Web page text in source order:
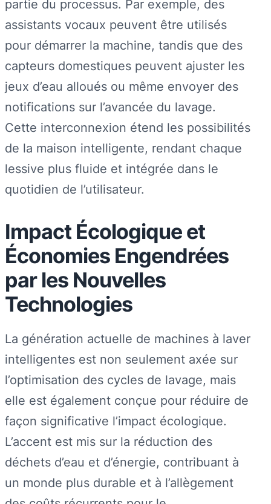
partie du processus. Par exemple, des
assistants vocaux peuvent être utilisés
pour démarrer la machine, tandis que des
capteurs domestiques peuvent ajuster les
jeux d’eau alloués ou même envoyer des
notifications sur l’avancée du lavage.
Cette interconnexion étend les possibilités
de la maison intelligente, rendant chaque
lessive plus fluide et intégrée dans le
quotidien de l’utilisateur.
Impact Écologique et
Économies Engendrées
par les Nouvelles
Technologies
La génération actuelle de machines à laver
intelligentes est non seulement axée sur
l’optimisation des cycles de lavage, mais
elle est également conçue pour réduire de
façon significative l’impact écologique.
L’accent est mis sur la réduction des
déchets d’eau et d’énergie, contribuant à
un monde plus durable et à l’allègement